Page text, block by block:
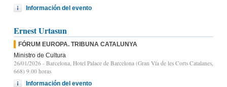
Información del evento
Ernest Urtasun
FÓRUM EUROPA. TRIBUNA CATALUNYA
Ministro de Cultura
26/01/2026 - Barcelona, Hotel Palace de Barcelona (Gran Vía de les Corts Catalanes,
668) 9.00 horas
Información del evento